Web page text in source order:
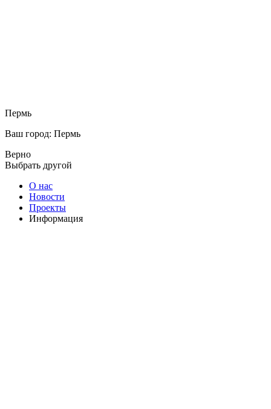
Пермь
Ваш город: Пермь
Верно
Выбрать другой
О нас
Новости
Проекты
Информация